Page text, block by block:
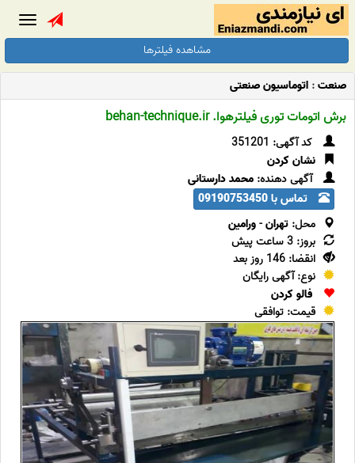
مشاهده فیلترها
صنعت: اتوماسیون صنعتی
برش اتومات توری فیلترهوا. behan-technique.ir
کد آگهی: 351201
نشان کردن
آگهی دهنده: محمد دارستانی
تماس با 09190753450
محل: تهران-ورامین
بروز: 3 ساعت پیش
انقضا: 146 روز بعد
نوع: آگهی رایگان
فالو کردن
قیمت: توافقی